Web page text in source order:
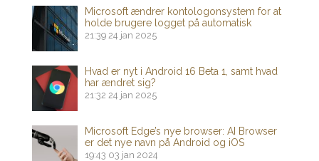
Microsoft ændrer kontologonsystem for at
holde brugere logget på automatisk
21:39 24 jan 2025
Hvad er nyt i Android 16 Beta 1, samt hvad
har ændret sig?
21:32 24 jan 2025
Microsoft Edge’s nye browser: AI Browser
er det nye navn på Android og iOS
19:43 03 jan 2024